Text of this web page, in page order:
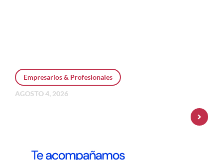
Empresarios & Profesionales
AGOSTO 4, 2026